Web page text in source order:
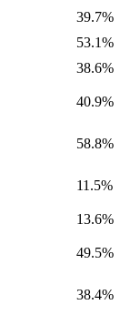
39.7%
53.1%
38.6%
40.9%
58.8%
11.5%
13.6%
49.5%
38.4%